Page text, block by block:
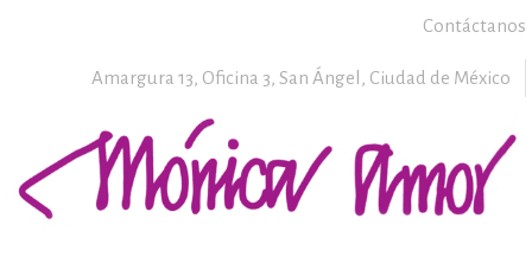
Contáctanos
Amargura 13, Oficina 3, San Ángel, Ciudad de México